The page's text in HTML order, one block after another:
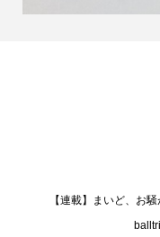
【連載】まいど、お